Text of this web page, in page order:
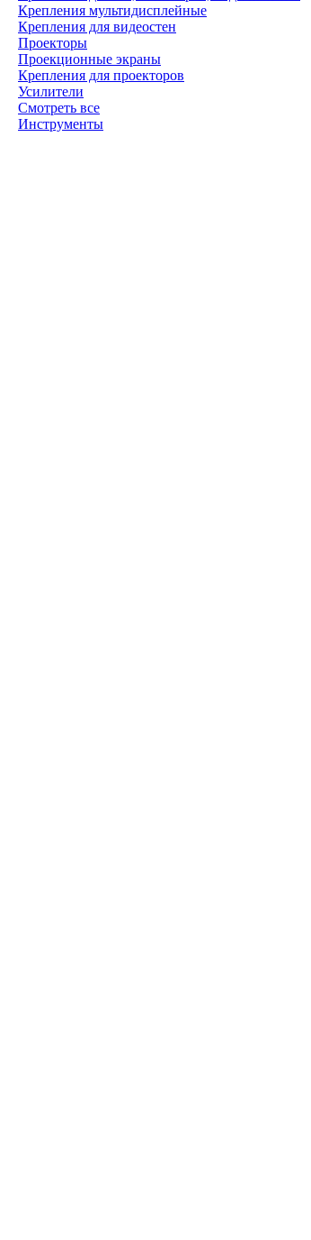
Крепления мультидисплейные
Крепления для видеостен
Проекторы
Проекционные экраны
Крепления для проекторов
Усилители
Смотреть все
Инструменты